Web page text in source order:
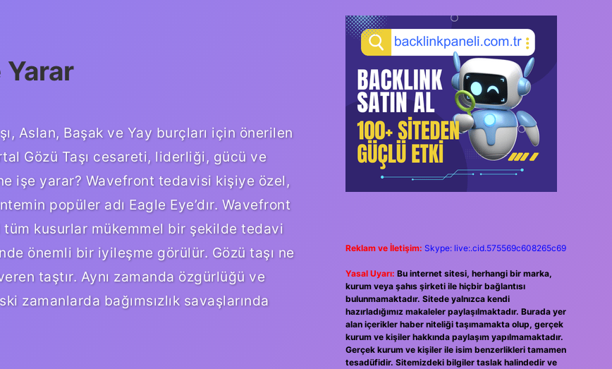
Yarar
Aslan, Başak ve Yay burçları için önerilen
Gözü Taşı cesareti, liderliği, gücü ve
işe yarar? Wavefront tedavisi kişiye özel,
popüler adı Eagle Eye’dır. Wavefront
kusurlar mükemmel bir şekilde tedavi
önemli bir iyileşme görülür. Gözü taşı ne
taştır. Aynı zamanda özgürlüğü ve
zamanlarda bağımsızlık savaşlarında
SIDEBAR
Reklam ve İletişim: Skype: live:.cid.575569c608265c69
Yasal Uyarı: Bu internet sitesi, herhangi bir marka,
kurum veya şahıs şirketi ile hiçbir bağlantısı
bulunmamaktadır. Sitede yalnızca kendi
hazırladığımız makaleler paylaşılmaktadır. Burada yer
alan içerikler haber niteliği taşımamakta olup, gerçek
kurum ve kişiler hakkında paylaşım yapılmamaktadır.
Gerçek kurum ve kişiler ile isim benzerlikleri tamamen
tesadüfidir. Sitemizdeki bilgiler taslak halindedir ve